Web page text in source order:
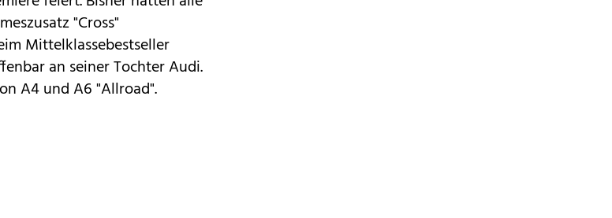
"Cross"
Mittelklassebestseller
an seiner Tochter Audi.
A4undA6"Allroad".